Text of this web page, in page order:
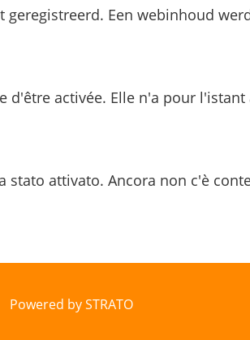
geregistreerd. Een webinhoud
d'être activée. Elle n'a pour l'istant
stato attivato. Ancora non c'è
Powered by STRATO